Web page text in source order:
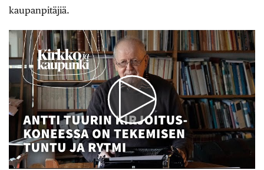
kaupanpitäjiä.